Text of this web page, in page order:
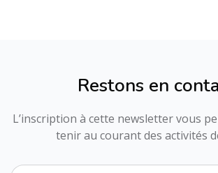
Restons en
L’inscription à cette newsletter vous
tenir au courant des activités